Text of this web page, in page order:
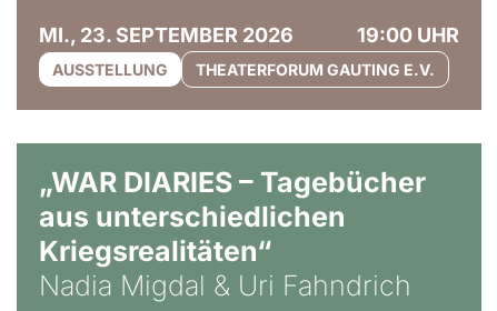
MI., 23. SEPTEMBER 2026 19:00 UHR
AUSSTELLUNG THEATERFORUM GAUTING E.V.
„WAR DIARIES – Tagebücher
aus unterschiedlichen
Kriegsrealitäten“
Nadia Migdal & Uri Fahndrich